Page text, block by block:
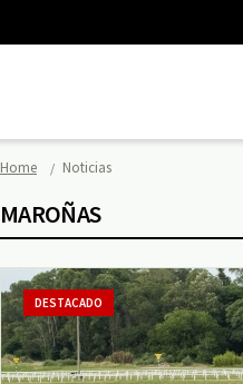
Home Noticias
MAROÑAS
DESTACADO